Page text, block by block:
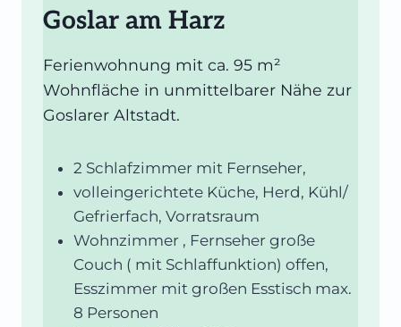
Goslar am Harz
Ferienwohnung mit ca. 95 m²
Wohnfläche in unmittelbarer Nähe zur
Goslarer Altstadt.
2 Schlafzimmer mit Fernseher,
volleingerichtete Küche, Herd, Kühl/
Gefrierfach, Vorratsraum
Wohnzimmer , Fernseher große
Couch ( mit Schlaffunktion) offen,
Esszimmer mit großen Esstisch max.
8 Personen